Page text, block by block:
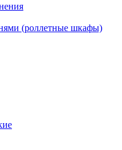
(роллетные шкафы)